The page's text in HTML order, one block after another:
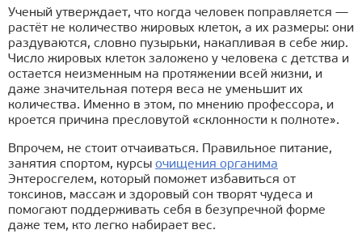
Ученый утверждает, что когда человек поправляется —
растёт не количество жировых клеток, а их размеры: они
раздуваются, словно пузырьки, накапливая в себе жир.
Число жировых клеток заложено у человека с детства и
остается неизменным на протяжении всей жизни, и
даже значительная потеря веса не уменьшит их
количества. Именно в этом, по мнению профессора, и
кроется причина пресловутой «склонности к полноте».
Впрочем, не стоит отчаиваться. Правильное питание,
занятия спортом, курсы очищения органима
Энтеросгелем, который поможет избавиться от
токсинов, массаж и здоровый сон творят чудеса и
помогают поддерживать себя в безупречной форме
даже тем, кто легко набирает вес.